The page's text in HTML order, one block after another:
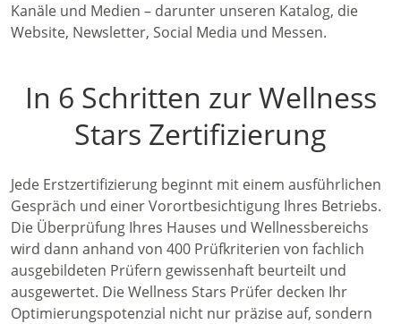
Kanäle und Medien – darunter unseren Katalog, die
Website, Newsletter, Social Media und Messen.
In 6 Schritten zur Wellness
Stars Zertifizierung
Jede Erstzertifizierung beginnt mit einem ausführlichen
Gespräch und einer Vorortbesichtigung Ihres Betriebs.
Die Überprüfung Ihres Hauses und Wellnessbereichs
wird dann anhand von 400 Prüfkriterien von fachlich
ausgebildeten Prüfern gewissenhaft beurteilt und
ausgewertet. Die Wellness Stars Prüfer decken Ihr
Optimierungspotenzial nicht nur präzise auf, sondern